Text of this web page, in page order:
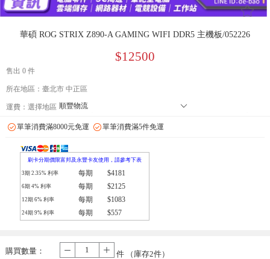
󰄔
華碩 ROG STRIX Z890-A GAMING WIFI DDR5 主機板/052226
$12500
售出 0 件
所在地區：臺北市 中正區
運費： 選擇地區 順豐物流 󰄘
郵局
單筆消費滿8000元免運 單筆消費滿5件免運
刷卡分期價限富邦及永豐卡友使用，請參考下表
3期 2.35% 利率 每期 $4181
6期 4% 利率 每期 $2125
12期 6% 利率 每期 $1083
24期 9% 利率 每期 $557
購買數量：
- 件 （庫存2件）